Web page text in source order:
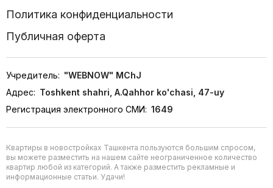
Политика конфиденциальности
Публичная оферта
Учредитель: "WEBNOW" MChJ
Адрес: Toshkent shahri, A.Qahhor ko'chasi, 47-uy
Регистрация электронного СМИ: 1649
Квартиры в новостройках Ташкента пользуются большим спросом,
вы можете разместить на нашем сайте неограниченное количество
квартир любой из категорий. А также разместить рекламные и
информационные статьи. Удачи!